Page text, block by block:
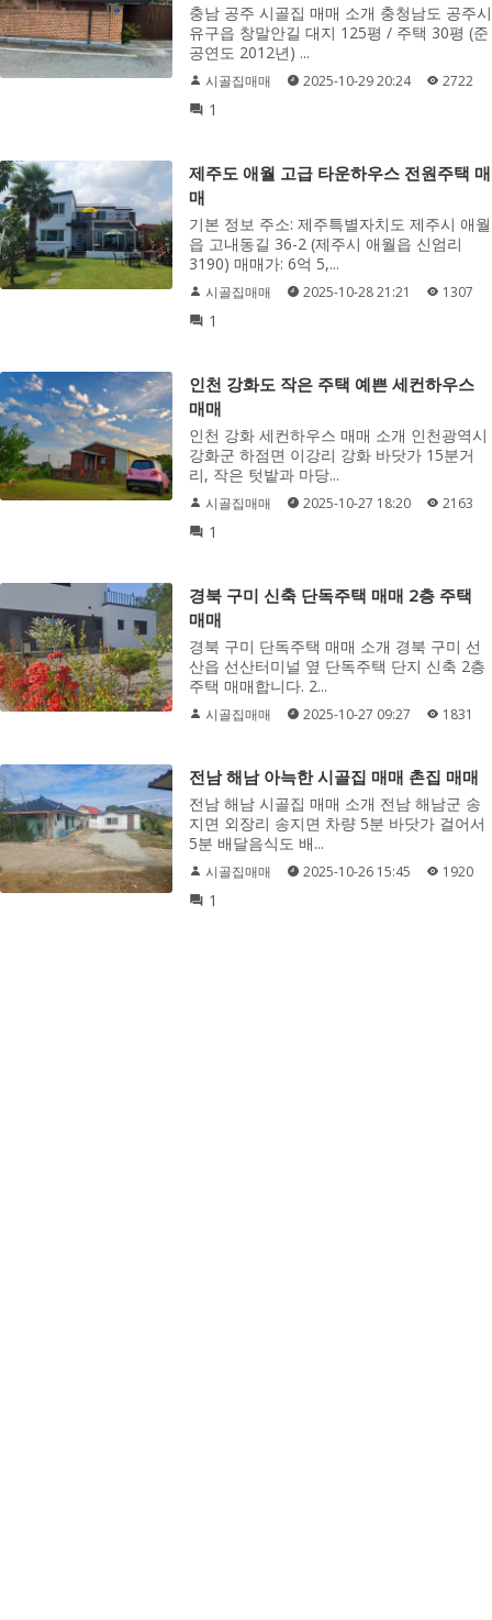
충남 공주 시골집 매매 소개 충청남도 공주시
유구읍 창말안길 대지 125평 / 주택 30평 (준
공연도 2012년) ...
시골집매매 2025-10-29 20:24 2722
1
제주도 애월 고급 타운하우스 전원주택 매
매
기본 정보 주소: 제주특별자치도 제주시 애월
읍 고내동길 36-2 (제주시 애월읍 신엄리
3190) 매매가: 6억 5,...
시골집매매 2025-10-28 21:21 1307
1
인천 강화도 작은 주택 예쁜 세컨하우스
매매
인천 강화 세컨하우스 매매 소개 인천광역시
강화군 하점면 이강리 강화 바닷가 15분거
리, 작은 텃밭과 마당...
시골집매매 2025-10-27 18:20 2163
1
경북 구미 신축 단독주택 매매 2층 주택
매매
경북 구미 단독주택 매매 소개 경북 구미 선
산읍 선산터미널 옆 단독주택 단지 신축 2층
주택 매매합니다. 2...
시골집매매 2025-10-27 09:27 1831
전남 해남 아늑한 시골집 매매 촌집 매매
전남 해남 시골집 매매 소개 전남 해남군 송
지면 외장리 송지면 차량 5분 바닷가 걸어서
5분 배달음식도 배...
시골집매매 2025-10-26 15:45 1920
1